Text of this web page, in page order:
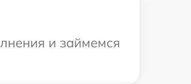
и займемся